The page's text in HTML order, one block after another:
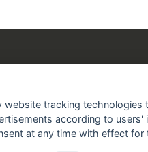
tracking technologies
according to users'
at any time with effect for